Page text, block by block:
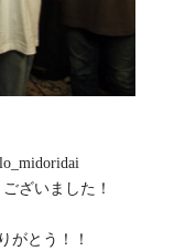
ざいました！
がとう！！